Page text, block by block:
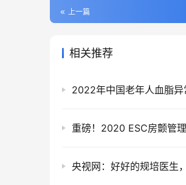
上一篇
相关推荐
2022年中国老年人血脂
央视网：好好的规培医生